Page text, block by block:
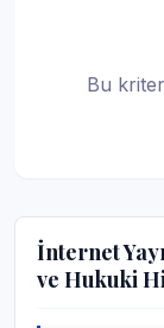
Bu
İnternet
ve Hukuki